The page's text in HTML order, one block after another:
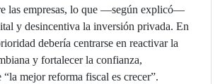
las empresas, lo que —según explicó—
y desincentiva la inversión privada. En
debería centrarse en reactivar la
y fortalecer la confianza,
“la mejor reforma fiscal es crecer”.